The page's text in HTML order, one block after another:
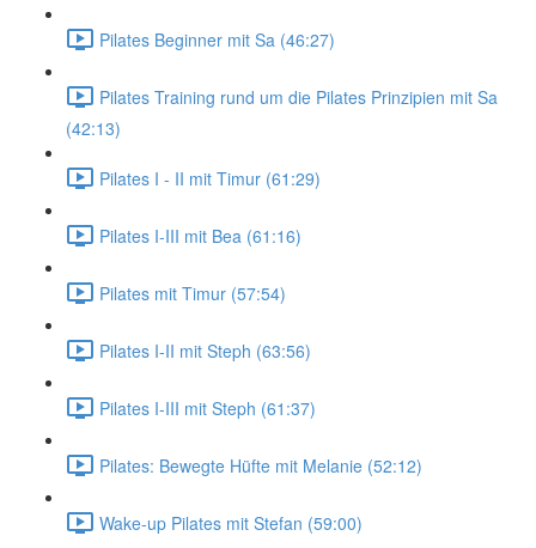
Pilates Beginner mit Sa (46:27)
Pilates Training rund um die Pilates Prinzipien mit Sa
(42:13)
Pilates I - II mit Timur (61:29)
Pilates I-III mit Bea (61:16)
Pilates mit Timur (57:54)
Pilates I-II mit Steph (63:56)
Pilates I-III mit Steph (61:37)
Pilates: Bewegte Hüfte mit Melanie (52:12)
Wake-up Pilates mit Stefan (59:00)